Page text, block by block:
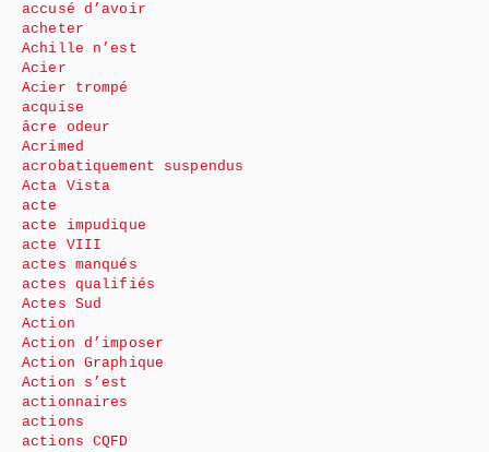
accusé d’avoir
acheter
Achille n’est
Acier
Acier trompé
acquise
âcre odeur
Acrimed
acrobatiquement suspendus
Acta Vista
acte
acte impudique
acte VIII
actes manqués
actes qualifiés
Actes Sud
Action
Action d’imposer
Action Graphique
Action s’est
actionnaires
actions
actions CQFD